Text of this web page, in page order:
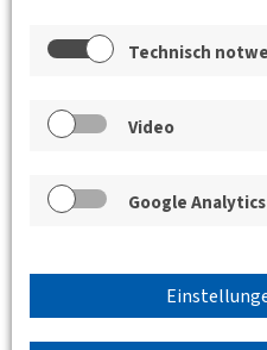
Technisch
Video
Google Analytics
Programm.
Haben wir Ihr Interesse
einfach per Mail an
verbindliche Anmeldung bis
Wir freuen uns auf Ihre
mit freundlichen Grüßen